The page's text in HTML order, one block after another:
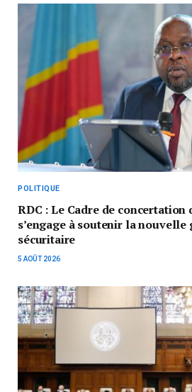
POLITIQUE
RDC : Le Cadre de
s’engage à soutenir la nouvelle
sécuritaire
5 AOÛT 2026